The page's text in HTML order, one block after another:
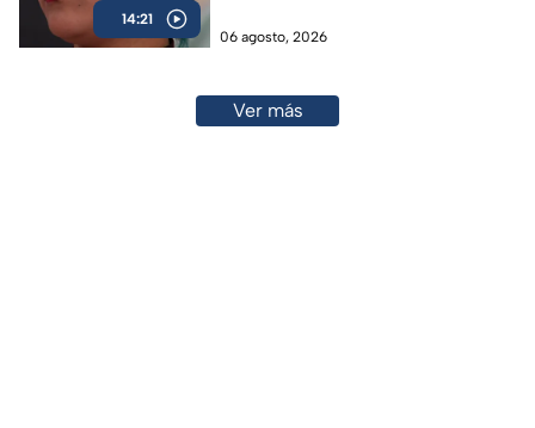
14:21
06 agosto, 2026
Ver más